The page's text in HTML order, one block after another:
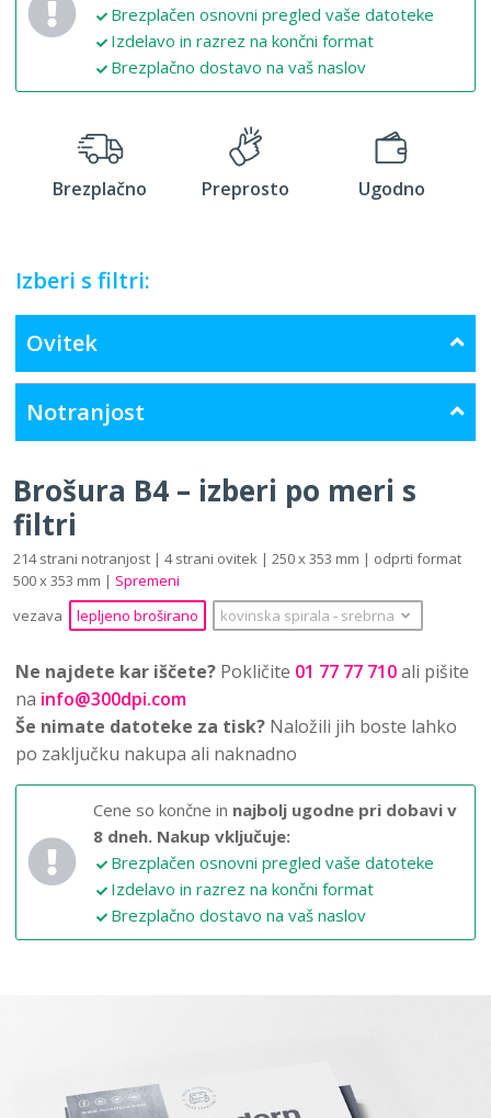
Brezplačen osnovni pregled vaše datoteke
Izdelavo in razrez na končni format
Brezplačno dostavo na vaš naslov
Brezplačno Preprosto Ugodno
Izberi s filtri:
Ovitek
Notranjost
Brošura B4 – izberi po meri s
filtri
214 strani notranjost | 4 strani ovitek | 250 x 353 mm | odprti format
500 x 353 mm | Spremeni
vezava
lepljeno broširano kovinska spirala ‐ srebrna
Ne najdete kar iščete? Pokličite 01 77 77 710ali pišite
na info@300dpi.com
Še nimate datoteke za tisk? Naložili jih boste lahko
po zaključku nakupa ali naknadno
Cene so končne in najbolj ugodne pri dobavi v
8 dneh. Nakup vključuje:
Brezplačen osnovni pregled vaše datoteke
Izdelavo in razrez na končni format
Brezplačno dostavo na vaš naslov